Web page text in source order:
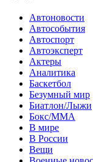
Автоновости
Автособытия
Автоспорт
Автоэксперт
Актеры
Аналитика
Баскетбол
Безумный мир
Биатлон/Лыжи
Бокс/MMA
В мире
В России
Вещи